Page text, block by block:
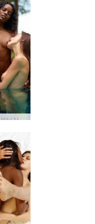
Engelie Kiki Valerie erzinančių trijulė